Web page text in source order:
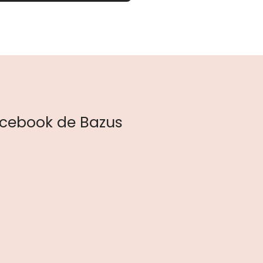
de Bazus